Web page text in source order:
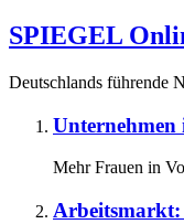
SPIEGEL
Deutschlands führende
Mehr Frauen in
Arbeitsmarkt: